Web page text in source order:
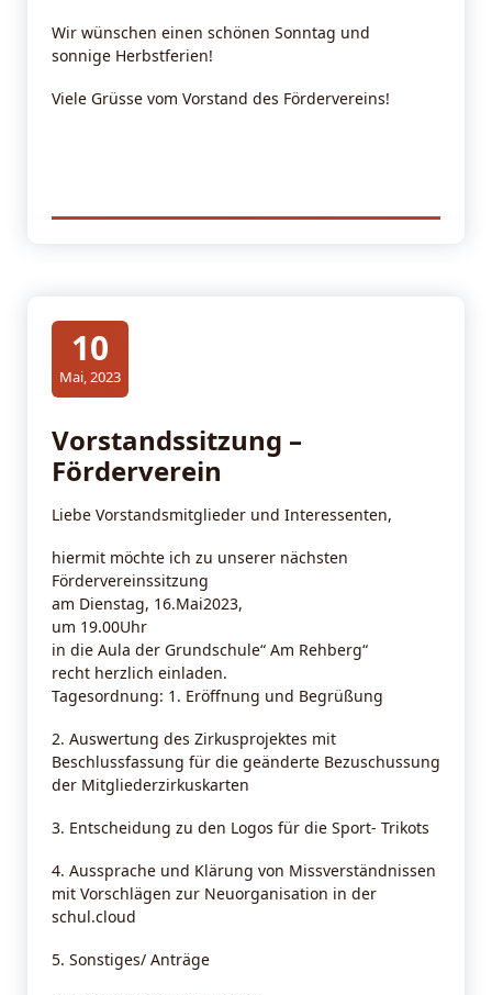
Wir wünschen einen schönen Sonntag und
sonnige Herbstferien!
Viele Grüsse vom Vorstand des Fördervereins!
10
Mai, 2023
Vorstandssitzung –
Förderverein
Liebe Vorstandsmitglieder und Interessenten,
hiermit möchte ich zu unserer nächsten
Fördervereinssitzung
am Dienstag, 16.Mai2023,
um 19.00Uhr
in die Aula der Grundschule“ Am Rehberg“
recht herzlich einladen.
Tagesordnung: 1. Eröffnung und Begrüßung
2. Auswertung des Zirkusprojektes mit
Beschlussfassung für die geänderte Bezuschussung
der Mitgliederzirkuskarten
3. Entscheidung zu den Logos für die Sport- Trikots
4. Aussprache und Klärung von Missverständnissen
mit Vorschlägen zur Neuorganisation in der
schul.cloud
5. Sonstiges/ Anträge